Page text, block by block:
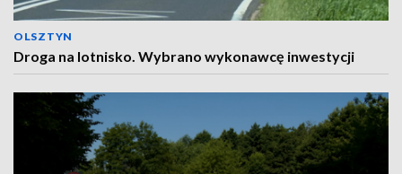
OLSZTYN
Droga na lotnisko. Wybrano wykonawcę inwestycji